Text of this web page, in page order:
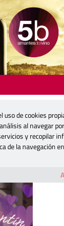
14
uso de cookies
al navegar
y recopilar
de la navegación